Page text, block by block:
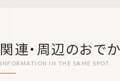
関連・周辺のおで